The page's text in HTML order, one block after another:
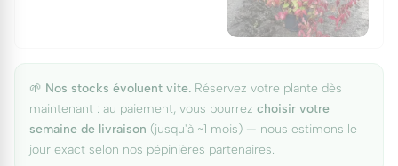
🌱 Nos stocks évoluent vite. Réservez votre plante dès
maintenant : au paiement, vous pourrez choisir votre
semaine de livraison (jusqu'à ~1 mois) — nous estimons le
jour exact selon nos pépinières partenaires.